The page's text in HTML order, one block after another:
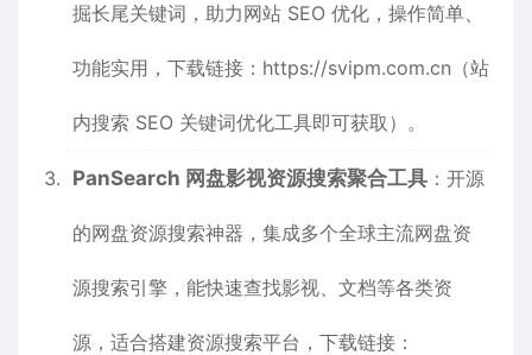
掘长尾关键词，助力网站 SEO 优化，操作简单、
功能实用，下载链接： https://svipm.com.cn （站
内搜索 SEO 关键词优化工具即可获取）。
PanSearch 网盘影视资源搜索聚合工具 ：开源
的网盘资源搜索神器，集成多个全球主流网盘资
源搜索引擎，能快速查找影视、文档等各类资
源，适合搭建资源搜索平台，下载链接：